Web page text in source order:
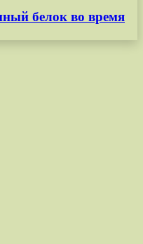
белок во время